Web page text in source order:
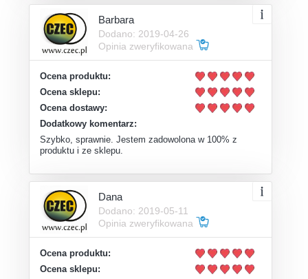
Barbara
Dodano: 2019-04-26
Opinia zweryfikowana
Ocena produktu:
Ocena sklepu:
Ocena dostawy:
Dodatkowy komentarz:
Szybko, sprawnie. Jestem zadowolona w 100% z
produktu i ze sklepu.
Dana
Dodano: 2019-05-11
Opinia zweryfikowana
Ocena produktu:
Ocena sklepu: